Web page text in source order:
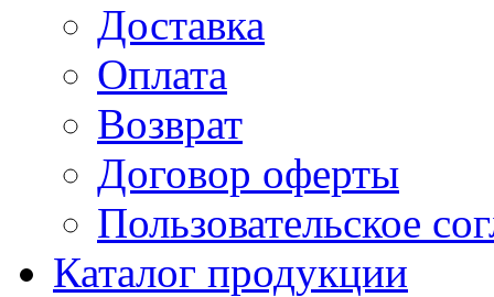
Доставка
Оплата
Возврат
Договор оферты
Пользовательское
Каталог продукции